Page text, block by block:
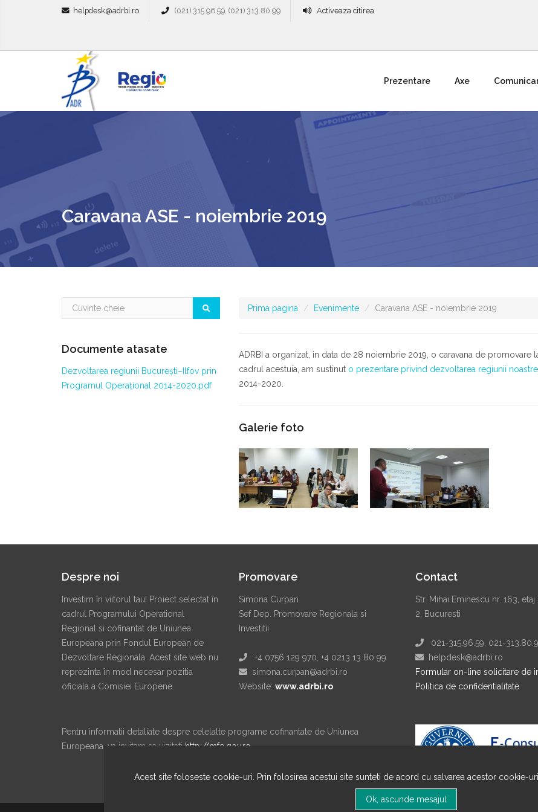
helpdesk@adrbi.ro (021) 315.96.59, (021) 313.80.99 Activeaza citirea
Prezentare Axe
Caravana ASE - noiembrie 2019
Prima pagina Evenimente Caravana ASE - noiembrie 2019
ADRBI a organizat, in data de 28 noiembrie 2019, o caravana de
cadrul acestuia, am sustinut o prezentare privind dezvoltarea regiunii noastre
2014-2020.
Galerie foto
Documente atasate
Dezvoltarea regiunii București–Ilfov prin
Programul Operațional 2014-2020.pdf
Despre noi
Investim în viitorul tau! Proiect selectat în
cadrul Programului Operational
Regional si cofinantat de Uniunea
Europeana prin Fondul European de
Dezvoltare Regionala. Acest site web nu
reprezinta în mod necesar pozitia
oficiala a Comisiei Europene.
Promovare
Simona Curpan
Sef Dep. Promovare Regionala si
Investitii
+4 0756 129 970, +4 0213 13 80 99
simona.curpan@adrbi.ro
Website: www.adrbi.ro
Contact
Str. Mihai Eminescu nr. 163,
2, Bucuresti
021-315.96.59, 021-
helpdesk@adrbi.ro
Formular on-line solicitare de
Politica de confidentialitate
Pentru informatii detaliate despre celelalte programe cofinantate de Uniunea
Europeana, va invitam sa vizitati http://mfe.gov.ro
Acest site foloseste cookie-uri. Prin folosirea acestui site sunteti de acord cu salvarea acestor cookie-